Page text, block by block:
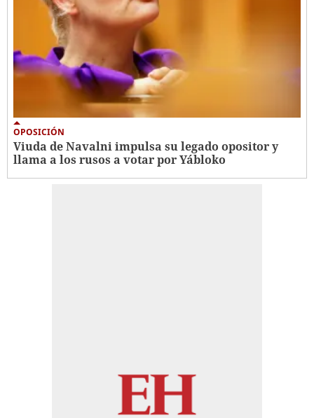
OPOSICIÓN
Viuda de Navalni impulsa su legado opositor y
llama a los rusos a votar por Yábloko